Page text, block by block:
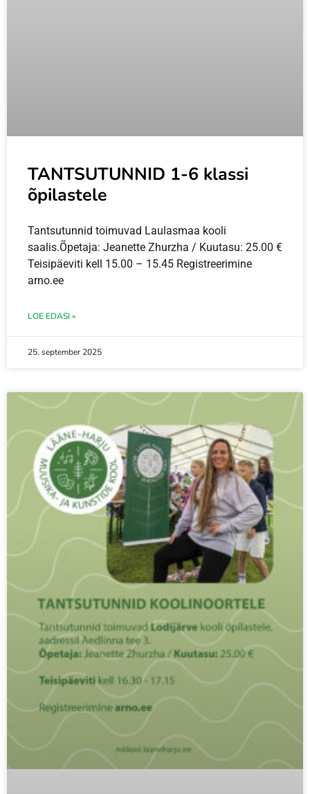
TANTSUTUNNID 1-6 klassi
õpilastele
Tantsutunnid toimuvad Laulasmaa kooli
saalis.Õpetaja: Jeanette Zhurzha / Kuutasu: 25.00 €
Teisipäeviti kell 15.00 – 15.45 Registreerimine
arno.ee
LOE EDASI »
25. september 2025